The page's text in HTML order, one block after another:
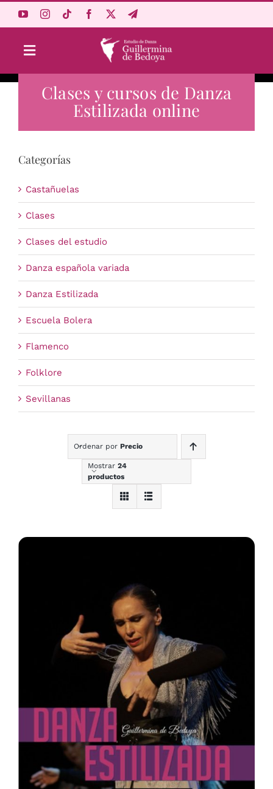
Toggle
Navigation
Aprende Online
Estudio
Carrito
Clases y cursos de Danza
Estilizada online
Categorías
Castañuelas
Clases
Clases del estudio
Danza española variada
Danza Estilizada
Escuela Bolera
Flamenco
Folklore
Sevillanas
Ordenar por Precio
Mostrar 24
productos